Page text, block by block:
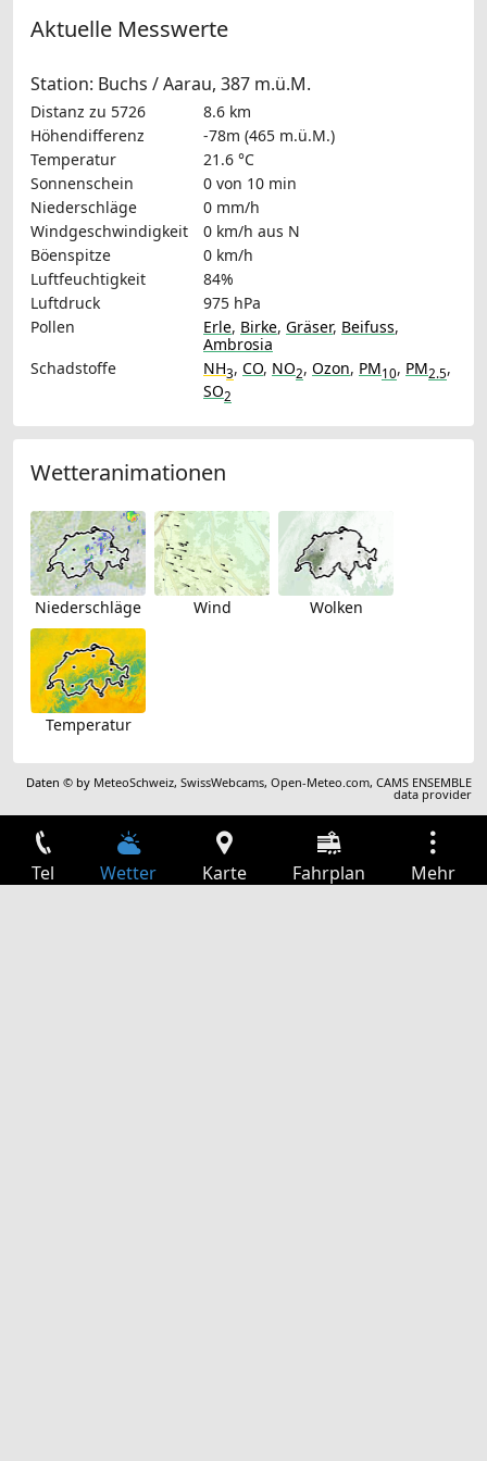
Aktuelle Messwerte
Station: Buchs / Aarau, 387 m.ü.M.
Distanz zu 5726
8.6 km
Höhendifferenz
-78m (465 m.ü.M.)
Temperatur
21.6 °C
Sonnenschein
0 von 10 min
Niederschläge
0 mm/h
Windgeschwindigkeit
0 km/h aus N
Böenspitze
0 km/h
Luftfeuchtigkeit
84%
Luftdruck
975 hPa
Pollen
Erle, Birke, Gräser, Beifuss,
Ambrosia
Schadstoffe
NH3, CO, NO2, Ozon, PM10, PM2.5,
SO2
Wetteranimationen
Niederschläge Wind Wolken
Temperatur
Daten © by MeteoSchweiz,SwissWebcams,Open-Meteo.com,CAMS ENSEMBLE
data provider
Tel Wetter Karte Fahrplan Mehr